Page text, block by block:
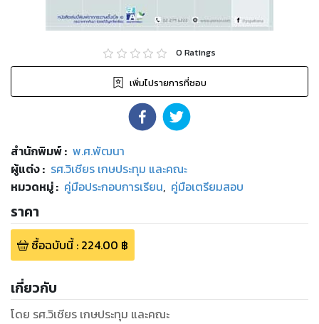
0 Ratings
เพิ่มไปรายการที่ชอบ
สำนักพิมพ์: พ.ศ.พัฒนา
ผู้แต่ง : รศ.วิเชียร เกษประทุม และคณะ
หมวดหมู่: คู่มือประกอบการเรียน, คู่มือเตรียมสอบ
ราคา
ซื้อฉบับนี้: 224.00 ฿
เกี่ยวกับ
โดย รศ.วิเชียร เกษประทุม และคณะ